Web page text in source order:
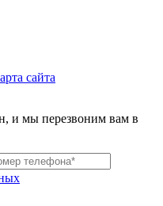
сайта
и мы перезвоним вам в